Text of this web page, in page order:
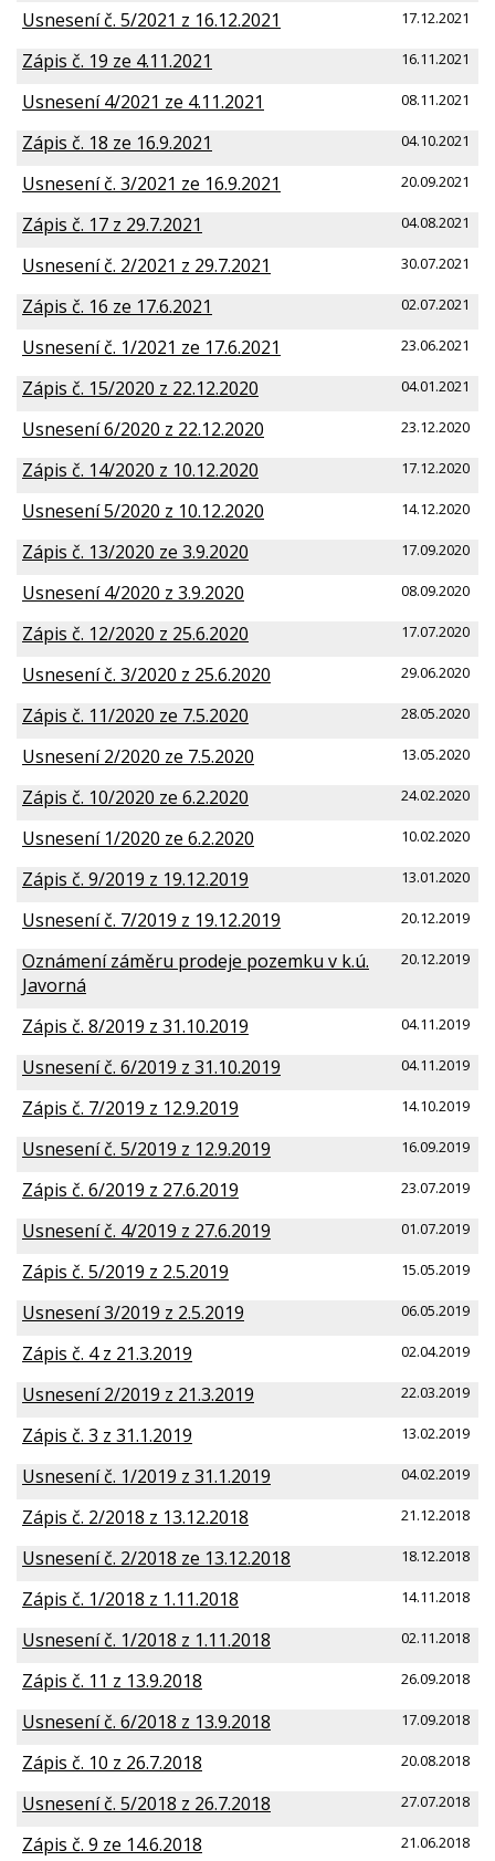
17.12.2021
Usnesení č. 5/2021 z 16.12.2021
16.11.2021
Zápis č. 19 ze 4.11.2021
08.11.2021
Usnesení 4/2021 ze 4.11.2021
04.10.2021
Zápis č. 18 ze 16.9.2021
20.09.2021
Usnesení č. 3/2021 ze 16.9.2021
04.08.2021
Zápis č. 17 z 29.7.2021
30.07.2021
Usnesení č. 2/2021 z 29.7.2021
02.07.2021
Zápis č. 16 ze 17.6.2021
23.06.2021
Usnesení č. 1/2021 ze 17.6.2021
04.01.2021
Zápis č. 15/2020 z 22.12.2020
23.12.2020
Usnesení 6/2020 z 22.12.2020
17.12.2020
Zápis č. 14/2020 z 10.12.2020
14.12.2020
Usnesení 5/2020 z 10.12.2020
17.09.2020
Zápis č. 13/2020 ze 3.9.2020
08.09.2020
Usnesení 4/2020 z 3.9.2020
17.07.2020
Zápis č. 12/2020 z 25.6.2020
29.06.2020
Usnesení č. 3/2020 z 25.6.2020
28.05.2020
Zápis č. 11/2020 ze 7.5.2020
13.05.2020
Usnesení 2/2020 ze 7.5.2020
24.02.2020
Zápis č. 10/2020 ze 6.2.2020
10.02.2020
Usnesení 1/2020 ze 6.2.2020
13.01.2020
Zápis č. 9/2019 z 19.12.2019
20.12.2019
Usnesení č. 7/2019 z 19.12.2019
20.12.2019
Oznámení záměru prodeje pozemku v k.ú.
Javorná
04.11.2019
Zápis č. 8/2019 z 31.10.2019
04.11.2019
Usnesení č. 6/2019 z 31.10.2019
14.10.2019
Zápis č. 7/2019 z 12.9.2019
16.09.2019
Usnesení č. 5/2019 z 12.9.2019
23.07.2019
Zápis č. 6/2019 z 27.6.2019
01.07.2019
Usnesení č. 4/2019 z 27.6.2019
15.05.2019
Zápis č. 5/2019 z 2.5.2019
06.05.2019
Usnesení 3/2019 z 2.5.2019
02.04.2019
Zápis č. 4 z 21.3.2019
22.03.2019
Usnesení 2/2019 z 21.3.2019
13.02.2019
Zápis č. 3 z 31.1.2019
04.02.2019
Usnesení č. 1/2019 z 31.1.2019
21.12.2018
Zápis č. 2/2018 z 13.12.2018
18.12.2018
Usnesení č. 2/2018 ze 13.12.2018
14.11.2018
Zápis č. 1/2018 z 1.11.2018
02.11.2018
Usnesení č. 1/2018 z 1.11.2018
26.09.2018
Zápis č. 11 z 13.9.2018
17.09.2018
Usnesení č. 6/2018 z 13.9.2018
20.08.2018
Zápis č. 10 z 26.7.2018
27.07.2018
Usnesení č. 5/2018 z 26.7.2018
21.06.2018
Zápis č. 9 ze 14.6.2018